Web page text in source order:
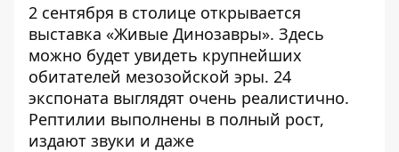
2 сентября в столице открывается
выставка «Живые Динозавры». Здесь
можно будет увидеть крупнейших
обитателей мезозойской эры. 24
экспоната выглядят очень реалистично.
Рептилии выполнены в полный рост,
издают звуки и даже